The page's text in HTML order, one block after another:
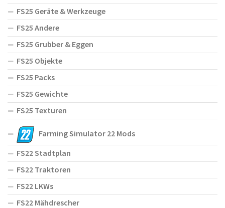
FS25 Geräte & Werkzeuge
FS25 Andere
FS25 Grubber & Eggen
FS25 Objekte
FS25 Packs
FS25 Gewichte
FS25 Texturen
Farming Simulator 22 Mods
FS22 Stadtplan
FS22 Traktoren
FS22 LKWs
FS22 Mähdrescher